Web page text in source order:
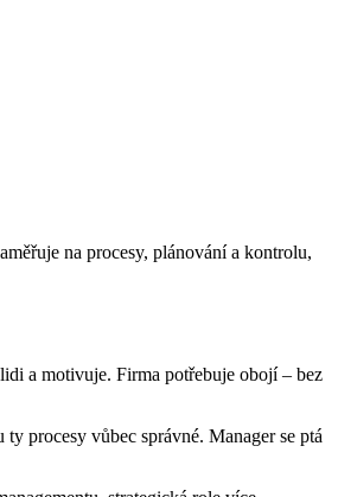
na procesy, plánování a kontrolu,
a motivuje. Firma potřebuje obojí – bez
procesy vůbec správné. Manager se ptá